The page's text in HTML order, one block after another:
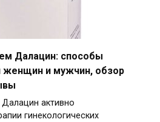
Далацин: способы
женщин и мужчин, обзор
активно
гинекологических